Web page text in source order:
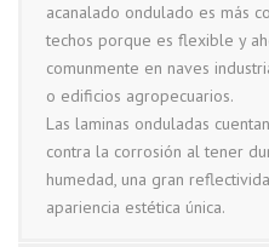
acanalado ondulado es más
techos porque es flexible y
comunmente en naves
o edificios agropecuarios.
Las laminas onduladas
contra la corrosión al tener
humedad, una gran
apariencia estética única.